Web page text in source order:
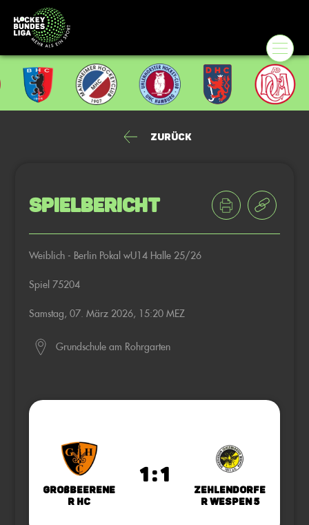
Zurück
Spielbericht
Weiblich - Berlin Pokal wU14 Halle 25/26
Spiel 75204
Samstag, 07. März 2026, 15:20 MEZ
Grundschule am Rohrgarten
Großbeerene
r HC
1 : 1
Zehlendorfe
r Wespen 5